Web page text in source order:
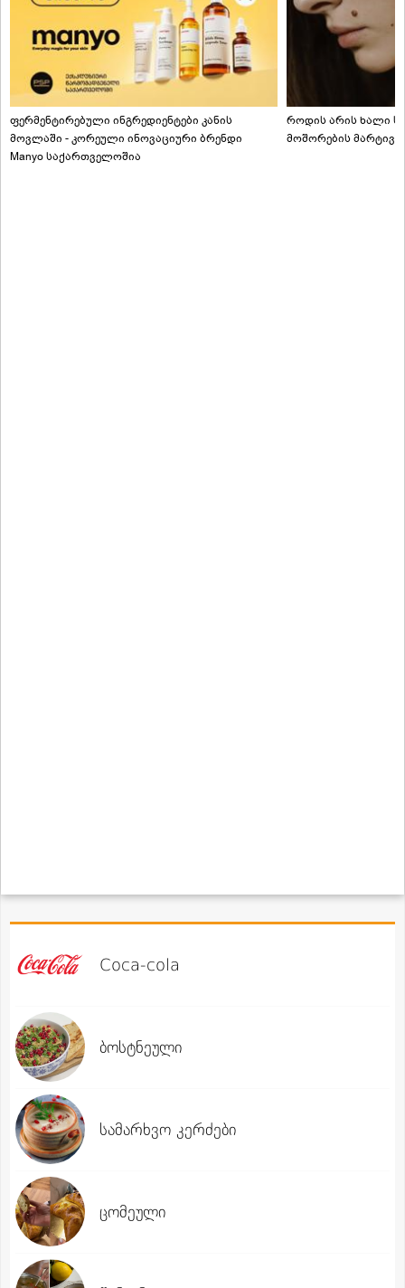
ფერმენტირებული ინგრედიენტები კანის
მოვლაში - კორეული ინოვაციური ბრენდი
Manyo საქართველოშია
როდის არის ხალი
მოშორების
Coca-cola
ბოსტნეული
სამარხვო კერძები
ცომეული